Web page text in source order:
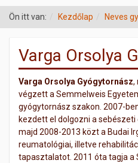
Ön itt van: Kezdőlap Neves
Varga Orsolya
Varga Orsolya Gyógytornász,
végzett a Semmelweis
gyógytornász szakon. 2007-
kezdett el dolgozni a
majd 2008-2013 közt a Budai
reumatológiai, illetve
tapasztalatot. 2011 óta tagja a